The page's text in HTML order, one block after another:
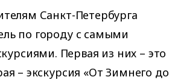
Санкт-Петербурга
по городу с самыми
Первая из них – это
– экскурсия «От Зимнего до